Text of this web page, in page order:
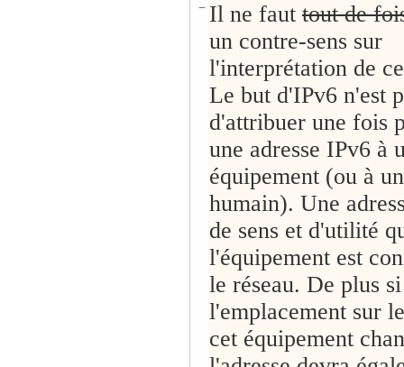
− Il ne faut tout de
un contre-sens sur
l'interprétation de
Le but d'IPv6 n'est
d'attribuer une fois
une adresse IPv6 à
équipement (ou à
humain). Une
de sens et d'utilité
l'équipement est
le réseau. De plus si
l'emplacement sur
cet équipement